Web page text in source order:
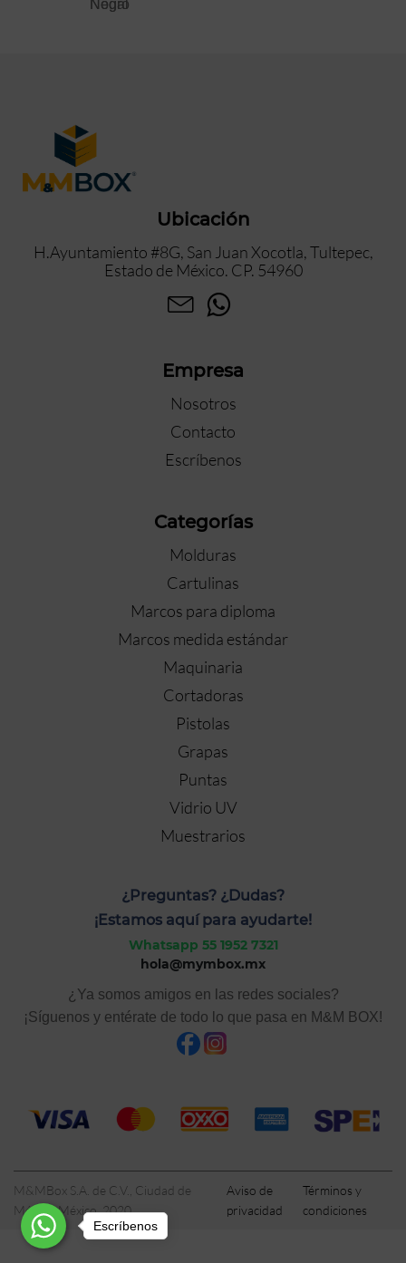
Negro
Nogal
Ubicación
H.Ayuntamiento #8G, San Juan Xocotla, Tultepec,
Estado de México. CP. 54960
Empresa
Nosotros
Contacto
Escríbenos
Categorías
Molduras
Cartulinas
Marcos para diploma
Marcos medida estándar
Maquinaria
Cortadoras
Pistolas
Grapas
Puntas
Vidrio UV
Muestrarios
¿Preguntas? ¿Dudas?
¡Estamos aquí para ayudarte!
Whatsapp 55 1952 7321
hola@mymbox.mx
¿Ya somos amigos en las redes sociales?
¡Síguenos y entérate de todo lo que pasa en M&M BOX!
M&MBox S.A. de C.V., Ciudad de
México, México, 2020
Aviso de
privacidad
Términos y
condiciones
Escríbenos